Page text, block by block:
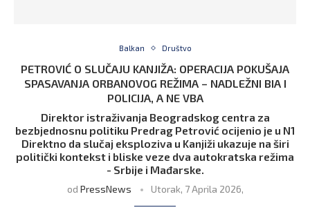
Balkan Društvo
PETROVIĆ O SLUČAJU KANJIŽA: OPERACIJA POKUŠAJA
SPASAVANJA ORBANOVOG REŽIMA – NADLEŽNI BIA I
POLICIJA, A NE VBA
Direktor istraživanja Beogradskog centra za
bezbjednosnu politiku Predrag Petrović ocijenio je u N1
Direktno da slučaj eksploziva u Kanjiži ukazuje na širi
politički kontekst i bliske veze dva autokratska režima
- Srbije i Mađarske.
od PressNews Utorak, 7 Aprila 2026,